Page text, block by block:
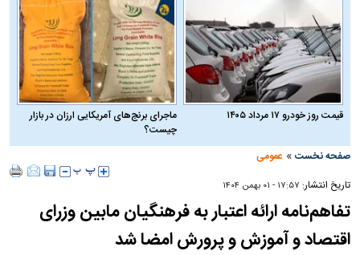
قیمت روز خودرو ۱۷ مرداد ۱۴۰۵
ماجرای برنج‌های آمریکایی ارزان در بازار
چیست؟
صفحه نخست » عمومی
تاریخ انتشار: ۱۷:۵۷ - ۰۱ بهمن ۱۴۰۴
تفاهم‌نامه ارائه اعتبار به فرهنگیان مابین وزرای
اقتصاد و آموزش و پرورش امضا شد